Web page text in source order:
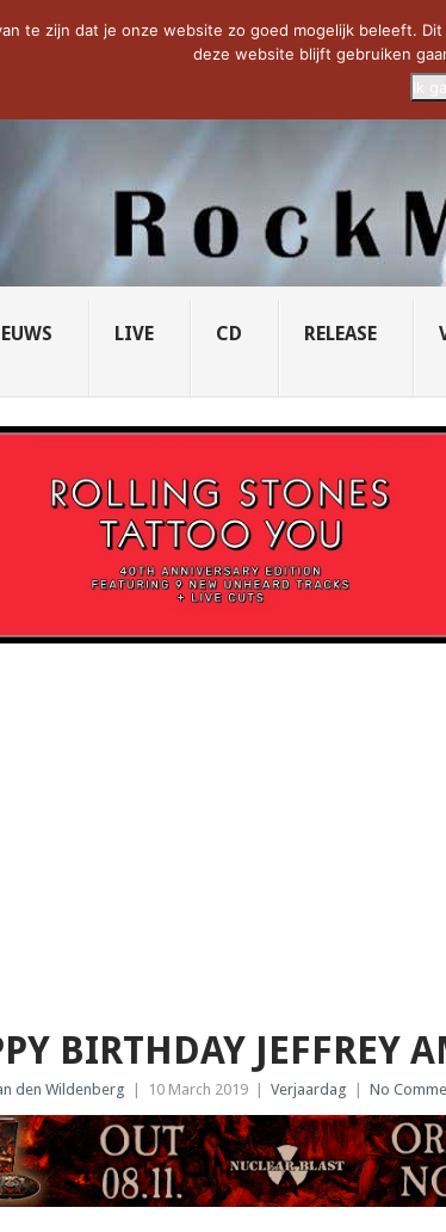
THE VICIOUS HEAD SOCIETY... PRIDE OF LIONS –
LIVE CD RELEASE
BIRTHDAY JEFFREY
den Wildenberg 10 March 2019 Verjaardag No
te zijn dat je onze website zo goed mogelijk beleeft.
deze website blijft gebruiken
Ik